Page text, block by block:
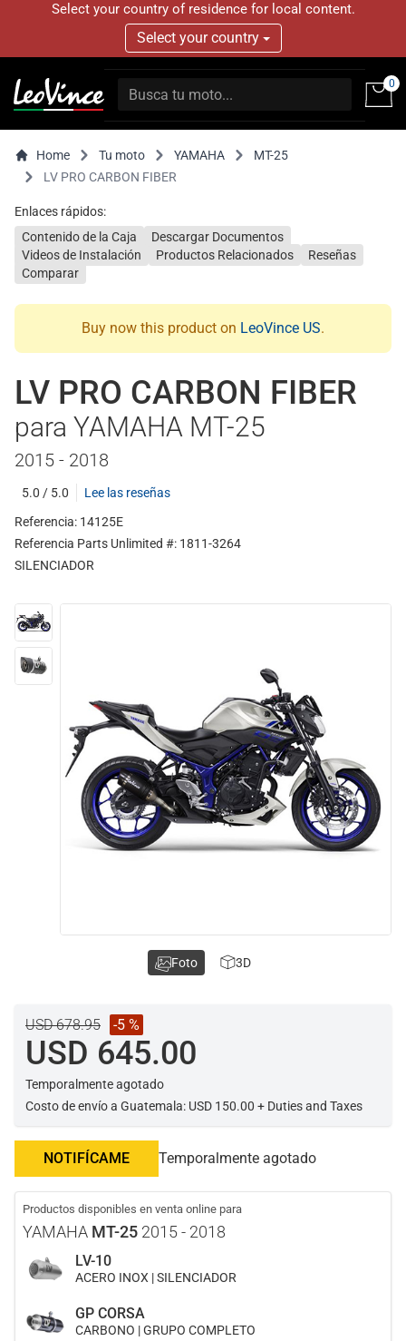
Select your country of residence for local content.
Select your country
0
Home Tu moto YAMAHA
MT-25
LV PRO CARBON FIBER
Enlaces rápidos:
Contenido de la Caja
Descargar Documentos
Videos de Instalación
Productos Relacionados
Reseñas
Comparar
Buy now this product on LeoVince US.
LV PRO CARBON FIBER
para YAMAHA MT-25
2015 - 2018
5.0 / 5.0
Lee las reseñas
Referencia: 14125E
Referencia Parts Unlimited #: 1811-3264
SILENCIADOR
USD 678.95 -5 %
USD 645.00
Temporalmente agotado
Costo de envío a Guatemala: USD 150.00 + Duties and Taxes
NOTIFÍCAME Temporalmente agotado
Productos disponibles en venta online para
YAMAHA MT-25 2015 - 2018
LV-10
ACERO INOX | SILENCIADOR
GP CORSA
CARBONO | GRUPO COMPLETO
Foto 3D